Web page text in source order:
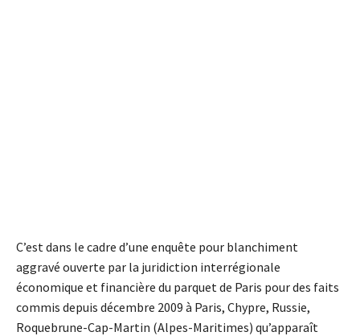
C’est dans le cadre d’une enquête pour blanchiment
aggravé ouverte par la juridiction interrégionale
économique et financière du parquet de Paris pour des faits
commis depuis décembre 2009 à Paris, Chypre, Russie,
Roquebrune-Cap-Martin (Alpes-Maritimes) qu’apparaît